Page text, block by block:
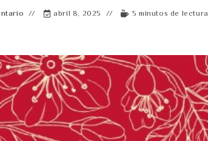
abril 8, 2025 5 minutos de lectura